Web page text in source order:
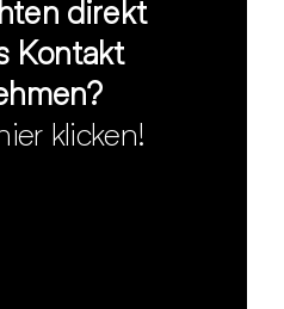
direkt
Kontakt
klicken!